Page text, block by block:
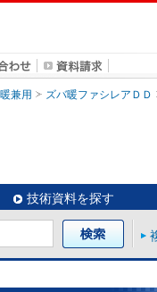
兼用 ズバ暖ファシレアＤＤ
技術資料を探す